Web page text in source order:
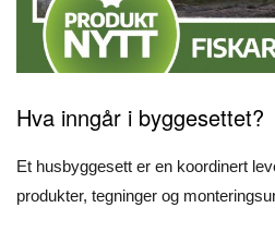
Hva inngår i byggesettet?
Et husbyggesett er en koordinert
produkter, tegninger og